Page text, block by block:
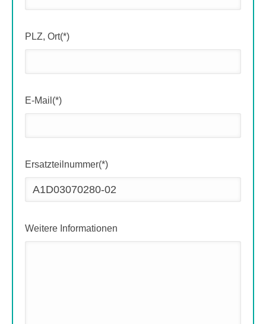
PLZ, Ort(*)
E-Mail(*)
Ersatzteilnummer(*)
Weitere Informationen